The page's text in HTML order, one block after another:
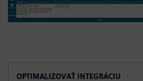
OPTIMALIZOVAŤ INTEGRÁCIU